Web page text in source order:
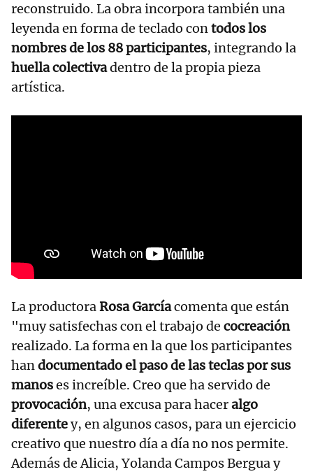
reconstruido. La obra incorpora también una
leyenda en forma de teclado contodos los
nombres de los 88 participantes, integrando la
huella colectivadentro de la propia pieza
artística.
La productoraRosa Garcíacomenta que están
"muy satisfechas con el trabajo de cocreación
realizado. La forma en la que los participantes
handocumentado el paso de las teclas por sus
manoses increíble. Creo que ha servido de
provocación, una excusa para haceralgo
diferentey, en algunos casos, para un ejercicio
creativo que nuestro día a día no nos permite.
Además de Alicia, Yolanda Campos Bergua y